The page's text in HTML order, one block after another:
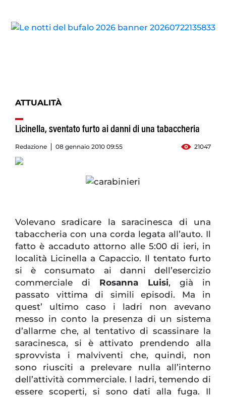
ATTUALITÀ
Licinella, sventato furto ai danni di una tabaccheria
Redazione 08 gennaio 2010 09:55 21047
Volevano sradicare la saracinesca di una
tabaccheria con una corda legata all’auto. Il
fatto è accaduto attorno alle 5:00 di ieri, in
località Licinella a Capaccio. Il tentato furto
si è consumato ai danni dell’esercizio
commerciale di Rosanna Luisi, già in
passato vittima di simili episodi. Ma in
quest’ ultimo caso i ladri non avevano
messo in conto la presenza di un sistema
d’allarme che, al tentativo di scassinare la
saracinesca, si è attivato prendendo alla
sprovvista i malviventi che, quindi, non
sono riusciti a prelevare nulla all’interno
dell’attività commerciale. I ladri, temendo di
essere scoperti, si sono dati alla fuga. Il